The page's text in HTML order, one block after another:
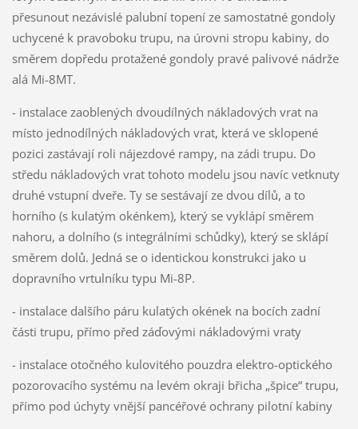
přesunout nezávislé palubní topení ze samostatné gondoly
uchycené k pravoboku trupu, na úrovni stropu kabiny, do
směrem dopředu protažené gondoly pravé palivové nádrže
alá Mi-8MT.
- instalace zaoblených dvoudílných nákladových vrat na
místo jednodílných nákladových vrat, která ve sklopené
pozici zastávají roli nájezdové rampy, na zádi trupu. Do
středu nákladových vrat tohoto modelu jsou navíc vetknuty
druhé vstupní dveře. Ty se sestávají ze dvou dílů, a to
horního (s kulatým okénkem), který se vyklápí směrem
nahoru, a dolního (s integrálními schůdky), který se sklápí
směrem dolů. Jedná se o identickou konstrukci jako u
dopravního vrtulníku typu Mi-8P.
- instalace dalšího páru kulatých okének na bocích zadní
části trupu, přímo před záďovými nákladovými vraty
- instalace otočného kulovitého pouzdra elektro-optického
pozorovacího systému na levém okraji břicha „špice“ trupu,
přímo pod úchyty vnější pancéřové ochrany pilotní kabiny